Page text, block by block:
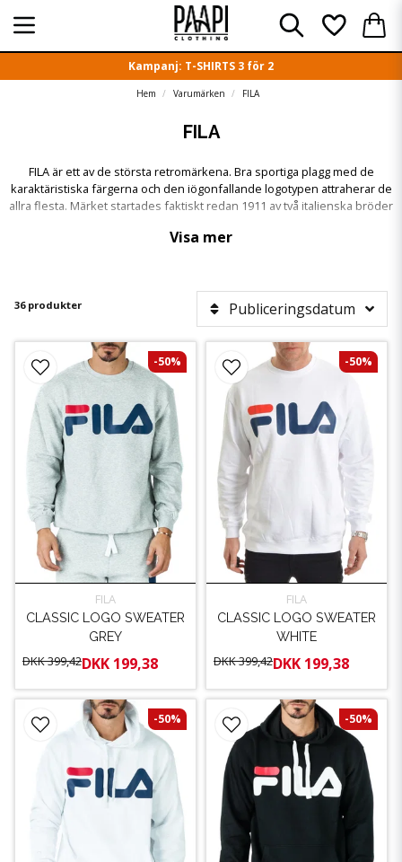
Kampanj: T-SHIRTS 3 för 2
Hem Varumärken FILA
FILA
FILA är ett av de största retromärkena. Bra sportiga plagg med de
karaktäristiska färgerna och den iögonfallande logotypen attraherar de
allra flesta. Märket startades faktiskt redan 1911 av två italienska bröder
Visa mer
36 produkter Publiceringsdatum
FILA
CLASSIC LOGO SWEATER
GREY
DKK 399,42DKK 199,38
-50%
FILA
CLASSIC LOGO SWEATER
WHITE
DKK 399,42DKK 199,38
-50%
-50% -50%